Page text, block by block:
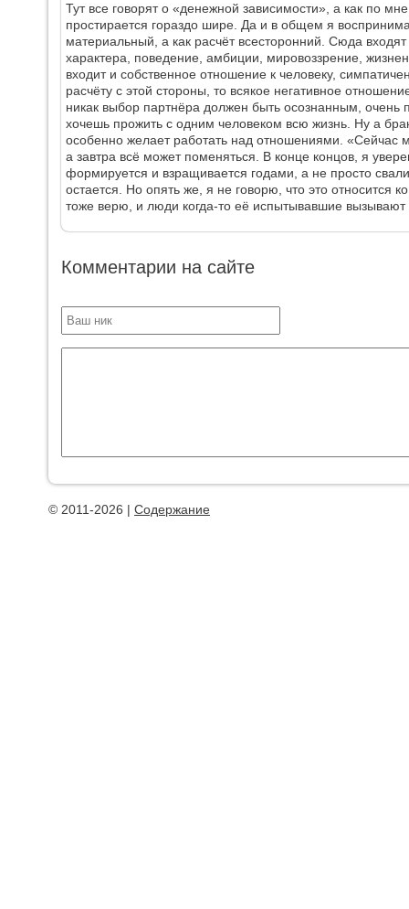
Тут все говорят о «денежной зависимости», а как по
простирается гораздо шире. Да и в общем я
материальный, а как расчёт всесторонний. Сюда
характера, поведение, амбиции, мировоззрение,
входит и собственное отношение к человеку,
расчёту с этой стороны, то всякое негативное
никак выбор партнёра должен быть осознанным,
хочешь прожить с одним человеком всю жизнь. Ну а
особенно желает работать над отношениями. «Сейчас
а завтра всё может поменяться. В конце концов, я
формируется и взращивается годами, а не просто
остается. Но опять же, я не говорю, что это относится
тоже верю, и люди когда-то её испытывавшие
Комментарии на сайте
© 2011-2026 | Содержание